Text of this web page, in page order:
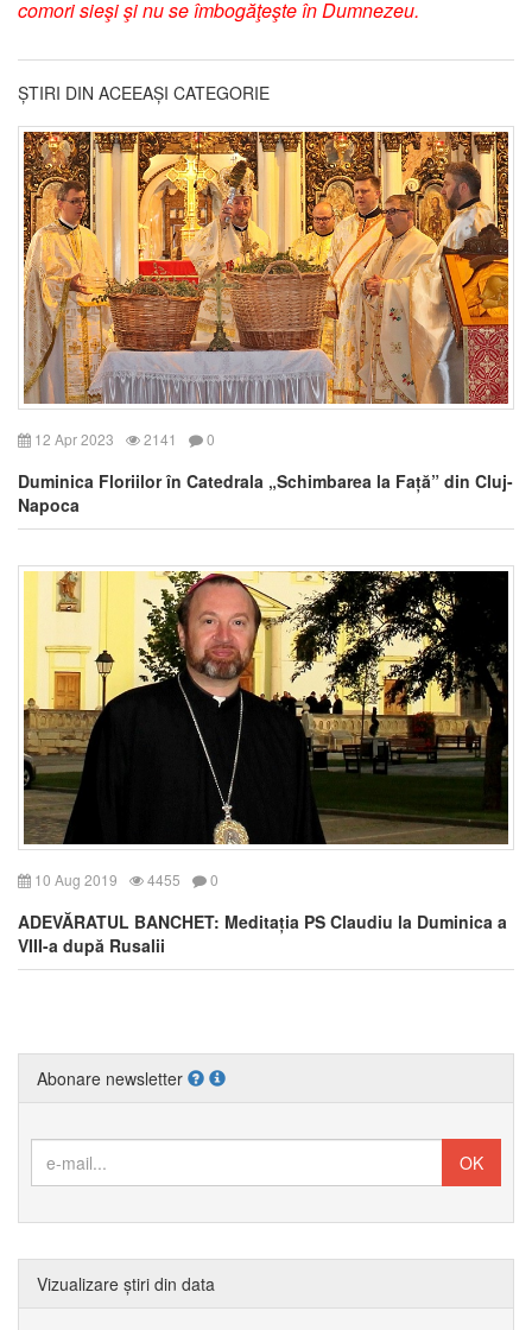
comori sieşi şi nu se îmbogăţeşte în Dumnezeu.
ȘTIRI DIN ACEEAȘI CATEGORIE
12 Apr 2023 2141 0
Duminica Floriilor în Catedrala „Schimbarea la Față” din Cluj-
Napoca
10 Aug 2019 4455 0
ADEVĂRATUL BANCHET: Meditația PS Claudiu la Duminica a
VIII-a după Rusalii
Abonare newsletter
Vizualizare știri din data